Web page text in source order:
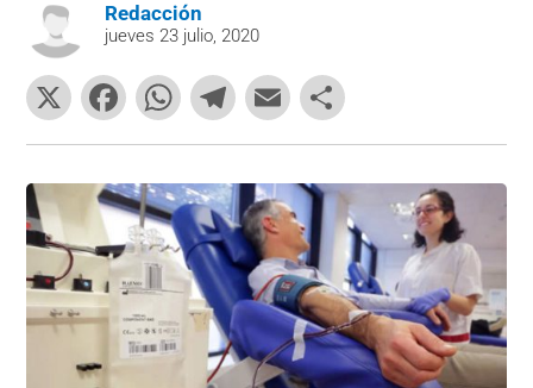
Redacción
jueves 23 julio, 2020
X
F
a
c
e
b
o
o
k
W
h
at
s
A
p
p
T
el
e
gr
a
m
E
m
ai
l
o
m
p
ar
tir